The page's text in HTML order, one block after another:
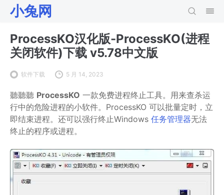
小兔网
ProcessKO汉化版-ProcessKO(进程
关闭软件)下载 v5.78中文版
软件下载 5 月 14, 2023
聽聽聽 ProcessKO 一款免费进程终止工具。用来查杀运
行中的危险进程的小软件。ProcessKO 可以批量定时，立
即结束进程。还可以强行终止Windows 任务管理器无法
终止的程序或进程。